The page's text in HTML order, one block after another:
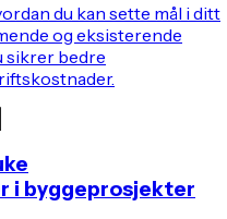
du kan sette mål i ditt
og eksisterende
sikrer bedre
i byggeprosjekter